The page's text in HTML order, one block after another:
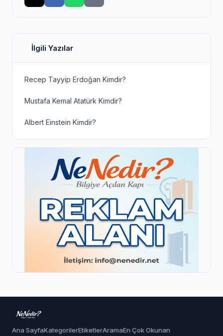
İlgili Yazılar
Recep Tayyip Erdoğan Kimdir?
Mustafa Kemal Atatürk Kimdir?
Albert Einstein Kimdir?
Ana SayfaKategorilerEtiketlerAramaEn Çok Okunan